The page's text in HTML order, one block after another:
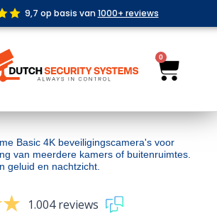
9,7 op basis van 1000+ reviews
0
1.004 reviews